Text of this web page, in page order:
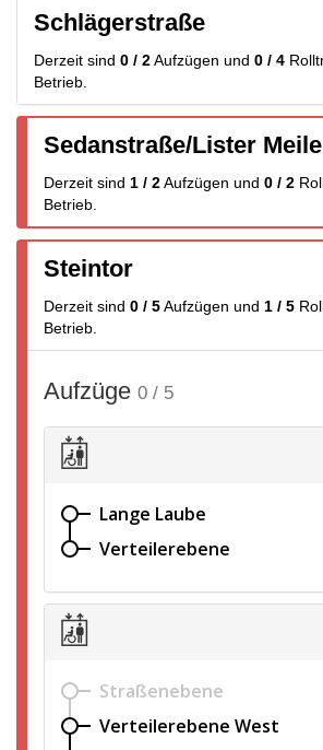
Schlägerstraße
Derzeit sind 0 / 2Aufzügen und 0 / 4
Betrieb.
Sedanstraße/Lister Meile
Derzeit sind 1 / 2Aufzügen und 0 / 2
Betrieb.
Steintor
Derzeit sind 0 / 5Aufzügen und 1 / 5
Betrieb.
Aufzüge 0 / 5
Lange Laube
Verteilerebene
Straßenebene
Verteilerebene West